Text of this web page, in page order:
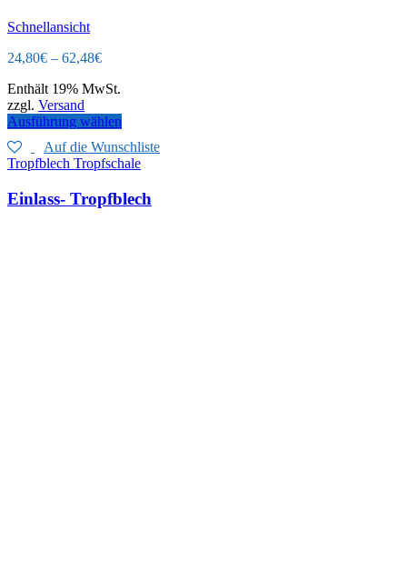
Schnellansicht
24,80€ – 62,48€
Enthält 19% MwSt.
zzgl. Versand
Ausführung wählen
Auf die Wunschliste
Tropfblech Tropfschale
Einlass- Tropfblech